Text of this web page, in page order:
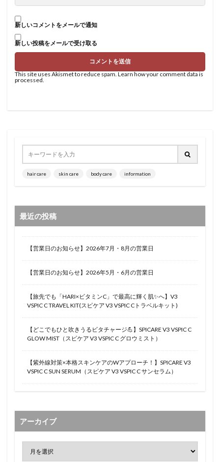
新しいコメントをメールで通知
新しい投稿をメールで受け取る
This site uses Akismet to reduce spam. Learn how your comment data is
processed.
hair care skin care body care information
最近の投稿
【営業日のお知らせ】2026年7月・8月の営業日
【営業日のお知らせ】2026年5月・6月の営業日
【旅先でも「HARI×ビタミンC」で最高に輝く肌✨へ】V3
VSPIC C TRAVEL KIT(スピケア V3 VSPIC Cトラベルキット)
【どこでもひと吹きうるビタチャージ💪】SPICARE V3 VSPIC C
GLOW MIST（スピケア V3 VSPIC C グロウミスト）
【紫外線対策×本格スキンケアのWアプローチ！】SPICARE V3
VSPIC C SUN SERUM（スピケア V3 VSPIC C サンセラム）
アーカイブ